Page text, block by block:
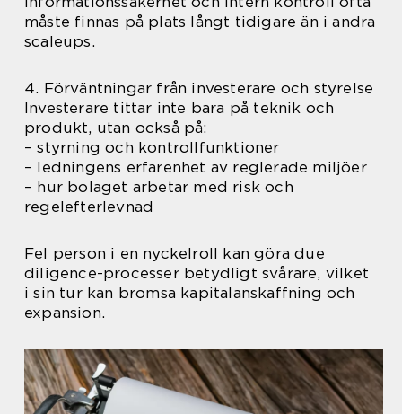
måste finnas på plats långt tidigare än i andra
scaleups.
4. Förväntningar från investerare och styrelse
Investerare tittar inte bara på teknik och
produkt, utan också på:
– styrning och kontrollfunktioner
– ledningens erfarenhet av reglerade miljöer
– hur bolaget arbetar med risk och
regelefterlevnad
Fel person i en nyckelroll kan göra due
diligence-processer betydligt svårare, vilket
i sin tur kan bromsa kapitalanskaffning och
expansion.